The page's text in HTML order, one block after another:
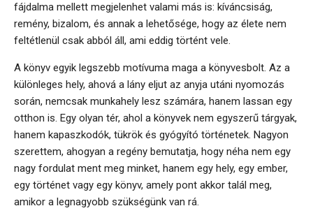
fájdalma mellett megjelenhet valami más is: kíváncsiság,
remény, bizalom, és annak a lehetősége, hogy az élete nem
feltétlenül csak abból áll, ami eddig történt vele.
A könyv egyik legszebb motívuma maga a könyvesbolt. Az a
különleges hely, ahová a lány eljut az anyja utáni nyomozás
során, nemcsak munkahely lesz számára, hanem lassan egy
otthon is. Egy olyan tér, ahol a könyvek nem egyszerű tárgyak,
hanem kapaszkodók, tükrök és gyógyító történetek. Nagyon
szerettem, ahogyan a regény bemutatja, hogy néha nem egy
nagy fordulat ment meg minket, hanem egy hely, egy ember,
egy történet vagy egy könyv, amely pont akkor talál meg,
amikor a legnagyobb szükségünk van rá.